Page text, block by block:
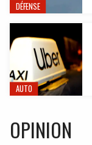
DÉFENSE
AUTO
OPINION